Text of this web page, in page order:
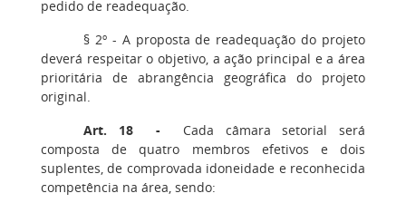
pedido de readequação.
§ 2º - A proposta de readequação do projeto
deverá respeitar o objetivo, a ação principal e a área
prioritária de abrangência geográfica do projeto
original.
Art. 18 - Cada câmara setorial será
composta de quatro membros efetivos e dois
suplentes, de comprovada idoneidade e reconhecida
competência na área, sendo: